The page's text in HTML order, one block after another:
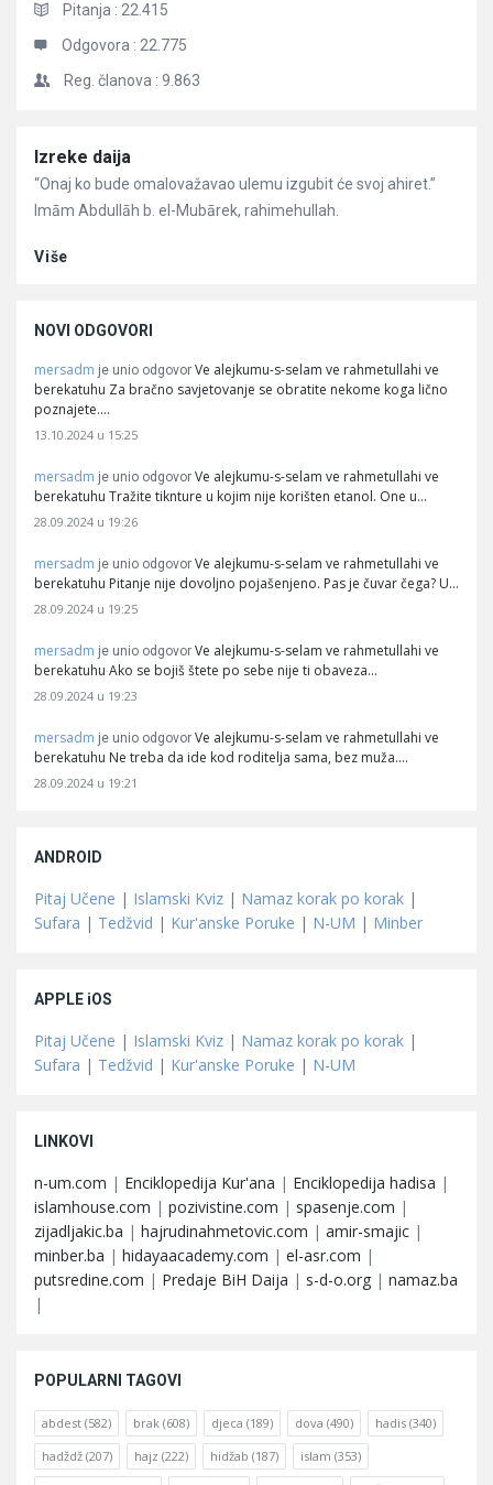
Pitanja : 22.415
Odgovora : 22.775
Reg. članova : 9.863
Članci
Izreke daija
“Onaj ko bude omalovažavao ulemu izgubit će svoj ahiret.”
Imām Abdullāh b. el-Mubārek, rahimehullah.
Više
NOVI ODGOVORI
mersadm je unio odgovor Ve alejkumu-s-selam ve rahmetullahi ve
berekatuhu Za bračno savjetovanje se obratite nekome koga lično
poznajete.…
13.10.2024 u 15:25
mersadm je unio odgovor Ve alejkumu-s-selam ve rahmetullahi ve
berekatuhu Tražite tiknture u kojim nije korišten etanol. One u…
28.09.2024 u 19:26
mersadm je unio odgovor Ve alejkumu-s-selam ve rahmetullahi ve
berekatuhu Pitanje nije dovoljno pojašenjeno. Pas je čuvar čega? U…
28.09.2024 u 19:25
mersadm je unio odgovor Ve alejkumu-s-selam ve rahmetullahi ve
berekatuhu Ako se bojiš štete po sebe nije ti obaveza…
28.09.2024 u 19:23
mersadm je unio odgovor Ve alejkumu-s-selam ve rahmetullahi ve
berekatuhu Ne treba da ide kod roditelja sama, bez muža.…
28.09.2024 u 19:21
ANDROID
Pitaj Učene | Islamski Kviz | Namaz korak po korak |
Sufara | Tedžvid | Kur'anske Poruke | N-UM | Minber
APPLE iOS
Pitaj Učene | Islamski Kviz | Namaz korak po korak |
Sufara | Tedžvid | Kur'anske Poruke | N-UM
LINKOVI
n-um.com | Enciklopedija Kur'ana | Enciklopedija hadisa |
islamhouse.com | pozivistine.com | spasenje.com |
zijadljakic.ba | hajrudinahmetovic.com | amir-smajic |
minber.ba | hidayaacademy.com | el-asr.com |
putsredine.com | Predaje BiH Daija | s-d-o.org | namaz.ba
|
POPULARNI TAGOVI
abdest (582) brak (608) djeca (189) dova (490) hadis (340)
hadždž (207) hajz (222) hidžab (187) islam (353)